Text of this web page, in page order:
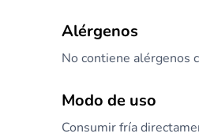
Alérgenos
No contiene alérgenos
Modo de uso
Consumir fría